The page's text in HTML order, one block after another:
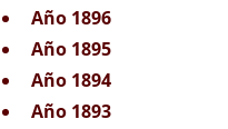
Año 1896
Año 1895
Año 1894
Año 1893